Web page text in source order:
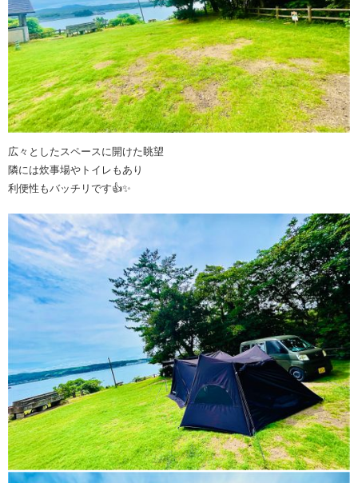
広々としたスペースに開けた眺望
隣には炊事場やトイレもあり
利便性もバッチリです👍✨